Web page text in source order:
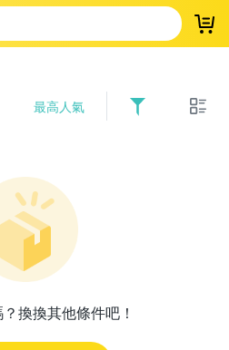
登
最高人氣
換換其他條件吧！